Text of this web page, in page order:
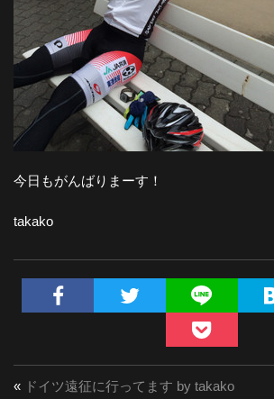
今日もがんばりまーす！
takako
« ドイツ遠征に行ってます by takako